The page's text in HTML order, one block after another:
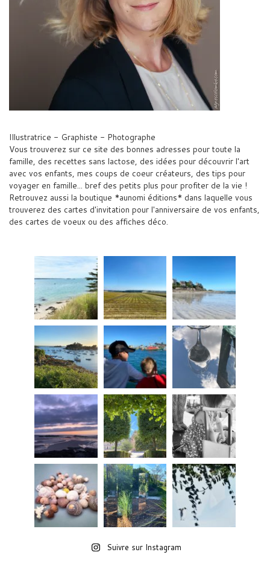
Illustratrice - Graphiste - Photographe
Vous trouverez sur ce site des bonnes adresses pour toute la
famille, des recettes sans lactose, des idées pour découvrir l'art
avec vos enfants, mes coups de coeur créateurs, des tips pour
voyager en famille... bref des petits plus pour profiter de la vie !
Retrouvez aussi la boutique *aunomi éditions* dans laquelle vous
trouverez des cartes d'invitation pour l'anniversaire de vos enfants,
des cartes de voeux ou des affiches déco.
Suivre sur Instagram